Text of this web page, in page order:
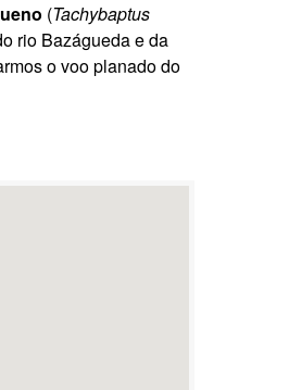
(Tachybaptus
rio Bazágueda e da
o voo planado do